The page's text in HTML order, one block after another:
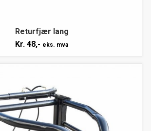
Returfjær lang
Kr. 48,- eks. mva